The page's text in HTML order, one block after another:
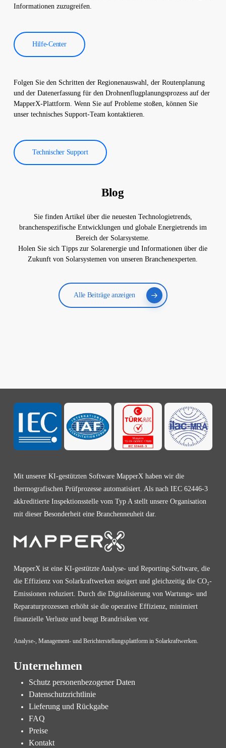
Informationen zuzugreifen.
Hilfe-Center
Folgen Sie den Schritten der Regionenauswahl, der Routenplanung
und der Datenerfassung für den Drohnenflugplanungsprozess auf der
MapperX-Plattform. Wenn Sie auf Probleme stoßen, können Sie
unser technisches Support-Team kontaktieren.
Technischer Support
Blog
Sie finden Artikel über die neuesten Technologietrends,
branchenspezifische Entwicklungen und globale Energietrends im
Bereich der Solarsysteme.
Holen Sie sich Tipps zur Solarenergie und Informationen über die
Zukunft von Solarsystemen von unseren Branchenexperten.
Alle Beiträge anzeigen
Mit unserer KI-gestützten Software MapperX haben wir die
thermografischen Prüfprozesse automatisiert. Als nach IEC 62446-3
akkreditierte Inspektionsstelle vom Typ A stellt unsere Organisation
mit dieser Besonderheit eine Branchenneuheit dar.
MapperX ist eine KI-gestützte Analyse- und Reporting-Software, die
die Effizienz von Solarkraftwerken steigert und gleichzeitig die CO₂-
Emissionen reduziert. Durch die Digitalisierung von Wartungs- und
Reparaturprozessen erhöht sie die operative Effizienz, minimiert
finanzielle Verluste und beugt Brandrisiken vor.
Analyse-, Management- und Berichterstellungsplattform in Solarkraftwerken.
Unternehmen
Schutz personenbezogener Daten
Datenschutzrichtlinie
Lieferung und Rückgabe
FAQ
Preise
Kontakt